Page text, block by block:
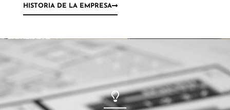
HISTORIA DE LA EMPRESA